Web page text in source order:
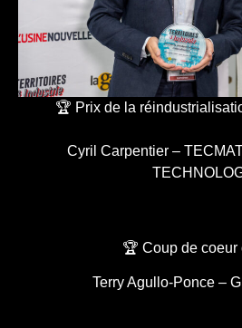
🏆 Prix de la
Cyril Carpentier –
🏆 Coup de coeur
Terry Agullo-Ponce –